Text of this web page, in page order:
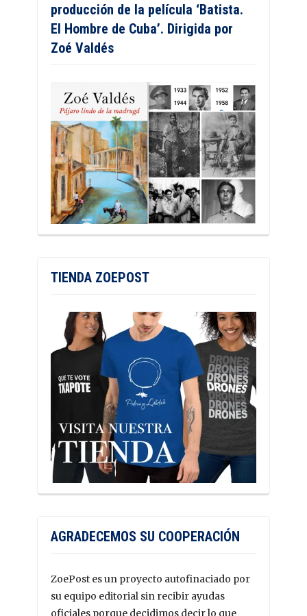
producción de la película ‘Batista.
El Hombre de Cuba’. Dirigida por
Zoé Valdés
TIENDA ZOEPOST
AGRADECEMOS SU COOPERACIÓN
ZoePost es un proyecto autofinaciado por
su equipo editorial sin recibir ayudas
oficiales porque decidimos decir lo que